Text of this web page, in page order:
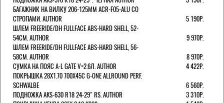
БАГАЖНИК НА ВИЛКУ 206-125ММ ACR-F05-ALU СО
СТРОПАМИ. AUTHOR
5 190Р.
ШЛЕМ FREERIDE/DH FULLFACE ABS-HARD SHELL, 52-
54СМ. AUTHOR
9 970Р.
ШЛЕМ FREERIDE/DH FULLFACE ABS-HARD SHELL, 56-
58СМ. AUTHOR
8 970Р.
СУМКА НА ПОЯС A-L GATE V=2.6Л. AUTHOR
4 422Р.
ПОКРЫШКА 28X1.70 700X45C G-ONE ALLROUND PERF.
SCHWALBE
6 560Р.
ПОДНОЖКА AKS-630 R18 24-29" RS. AUTHOR
3 310Р.